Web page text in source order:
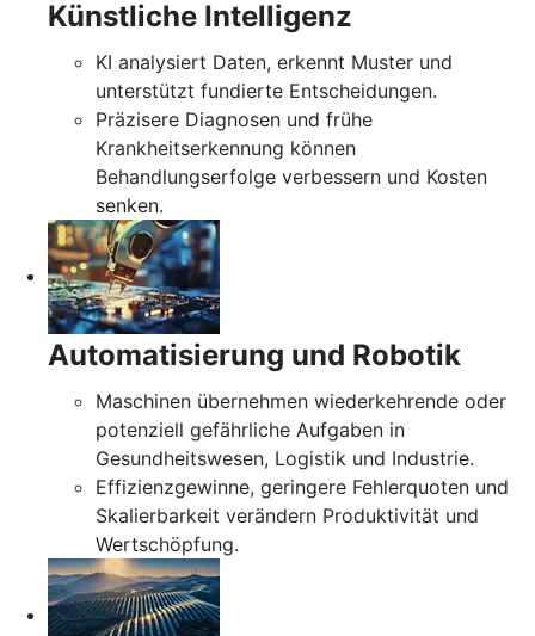
Künstliche Intelligenz
KI analysiert Daten, erkennt Muster und
unterstützt fundierte Entscheidungen.
Präzisere Diagnosen und frühe
Krankheitserkennung können
Behandlungserfolge verbessern und Kosten
senken.
Automatisierung und Robotik
Maschinen übernehmen wiederkehrende oder
potenziell gefährliche Aufgaben in
Gesundheitswesen, Logistik und Industrie.
Effizienzgewinne, geringere Fehlerquoten und
Skalierbarkeit verändern Produktivität und
Wertschöpfung.